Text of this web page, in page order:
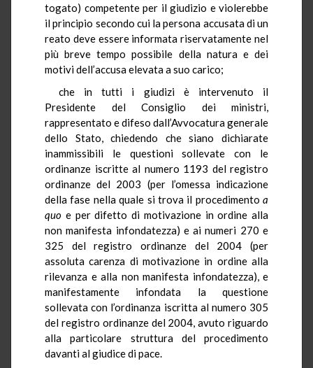
togato) competente per il giudizio e violerebbe
il principio secondo cui la persona accusata di un
reato deve essere informata riservatamente nel
più breve tempo possibile della natura e dei
motivi dell’accusa elevata a suo carico;
che in tutti i giudizi è intervenuto il
Presidente del Consiglio dei ministri,
rappresentato e difeso dall’Avvocatura generale
dello Stato, chiedendo che siano dichiarate
inammissibili le questioni sollevate con le
ordinanze iscritte al numero 1193 del registro
ordinanze del 2003 (per l’omessa indicazione
della fase nella quale si trova il procedimento a
quo e per difetto di motivazione in ordine alla
non manifesta infondatezza) e ai numeri 270 e
325 del registro ordinanze del 2004 (per
assoluta carenza di motivazione in ordine alla
rilevanza e alla non manifesta infondatezza), e
manifestamente infondata la questione
sollevata con l’ordinanza iscritta al numero 305
del registro ordinanze del 2004, avuto riguardo
alla particolare struttura del procedimento
davanti al giudice di pace.